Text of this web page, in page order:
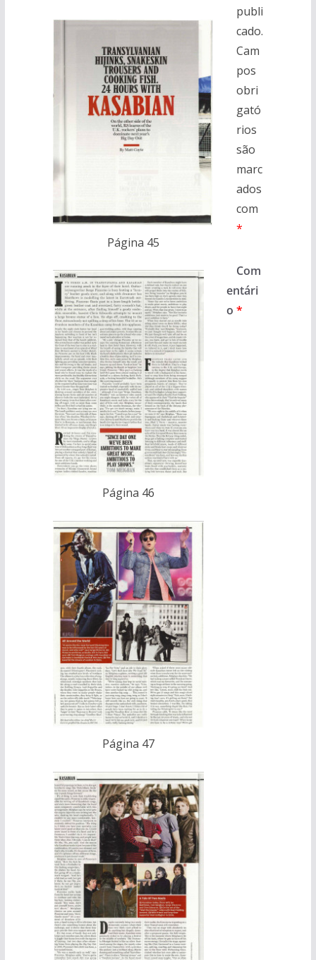
Página 45
Página 46
Página 47
publi
cado.
Cam
pos
obri
gató
rios
são
marc
ados
com
*
Com
entári
o *